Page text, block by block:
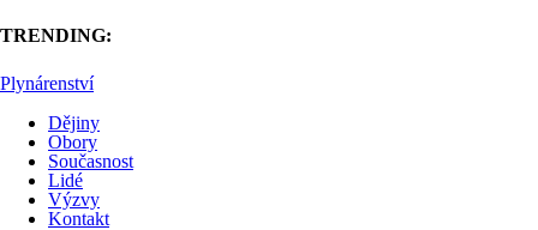
TRENDING:
Plynárenství
Dějiny
Obory
Současnost
Lidé
Výzvy
Kontakt